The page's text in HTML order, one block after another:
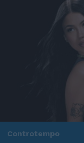
Controtempo